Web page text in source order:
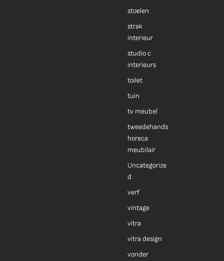
stoelen
strak
interieur
studio c
interieurs
toilet
tuin
tv meubel
tweedehands
horeca
meubilair
Uncategorize
d
verf
vintage
vitra
vitra design
vonder